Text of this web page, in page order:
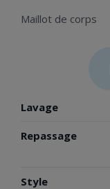
Maillot de corps
Lavage
Repassage
Style